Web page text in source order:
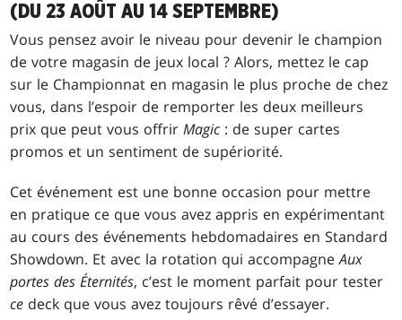
(DU 23 AOÛT AU 14 SEPTEMBRE)
Vous pensez avoir le niveau pour devenir le champion
de votre magasin de jeux local ? Alors, mettez le cap
sur le Championnat en magasin le plus proche de chez
vous, dans l’espoir de remporter les deux meilleurs
prix que peut vous offrirMagic : de super cartes
promos et un sentiment de supériorité.
Cet événement est une bonne occasion pour mettre
en pratique ce que vous avez appris en expérimentant
au cours des événements hebdomadaires en Standard
Showdown. Et avec la rotation qui accompagneAux
portes des Éternités, c’est le moment parfait pour tester
ce deck que vous avez toujours rêvé d’essayer.